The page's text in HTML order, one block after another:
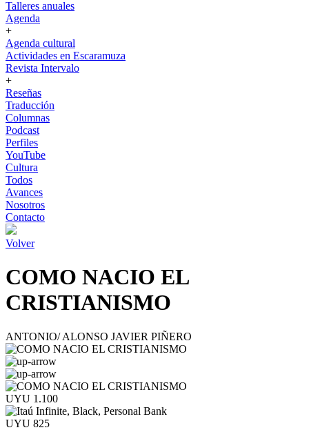
Talleres anuales
Agenda
+
Agenda cultural
Actividades en Escaramuza
Revista Intervalo
+
Reseñas
Traducción
Columnas
Podcast
Perfiles
YouTube
Cultura
Todos
Avances
Nosotros
Contacto
Volver
COMO NACIO EL
CRISTIANISMO
ANTONIO/ ALONSO JAVIER PIÑERO
UYU 1.100
UYU 825